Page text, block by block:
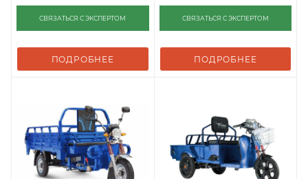
СВЯЗАТЬСЯ С ЭКСПЕРТОМ
ПОДРОБНЕЕ
СВЯЗАТЬСЯ С ЭКСПЕРТОМ
ПОДРОБНЕЕ